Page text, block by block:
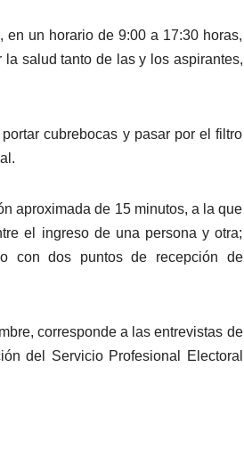
un horario de 9:00 a 17:30 horas,
salud tanto de las y los aspirantes,
cubrebocas y pasar por el filtro
aproximada de 15 minutos, a la que
el ingreso de una persona y otra;
con dos puntos de recepción de
corresponde a las entrevistas de
del Servicio Profesional Electoral